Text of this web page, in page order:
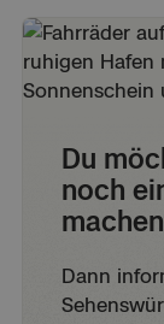
Du
noch
Dann